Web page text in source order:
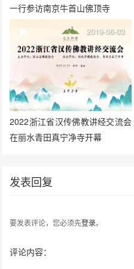
一行参访南京牛首山佛顶寺
2022浙江省汉传佛教讲经交流会
在丽水青田真宁净寺开幕
2019-06-03
发表回复
要发表评论，您必须先登录。
评论内容：